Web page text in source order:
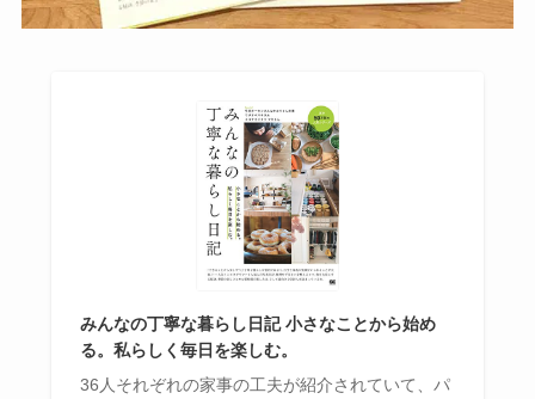
みんなの丁寧な暮らし日記 小さなことから始め
る。私らしく毎日を楽しむ。
36人それぞれの家事の工夫が紹介されていて、パ